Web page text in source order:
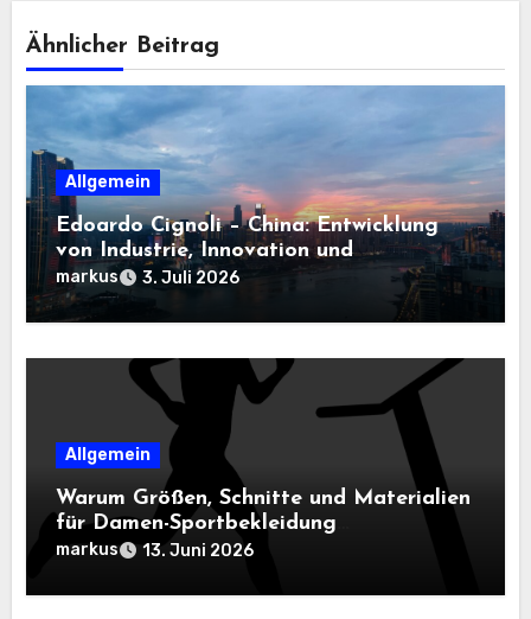
Ähnlicher Beitrag
Allgemein
Edoardo Cignoli – China: Entwicklung
von Industrie, Innovation und
Technologie
markus 3. Juli 2026
Allgemein
Warum Größen, Schnitte und Materialien
für Damen-Sportbekleidung
entscheidend sind
markus 13. Juni 2026